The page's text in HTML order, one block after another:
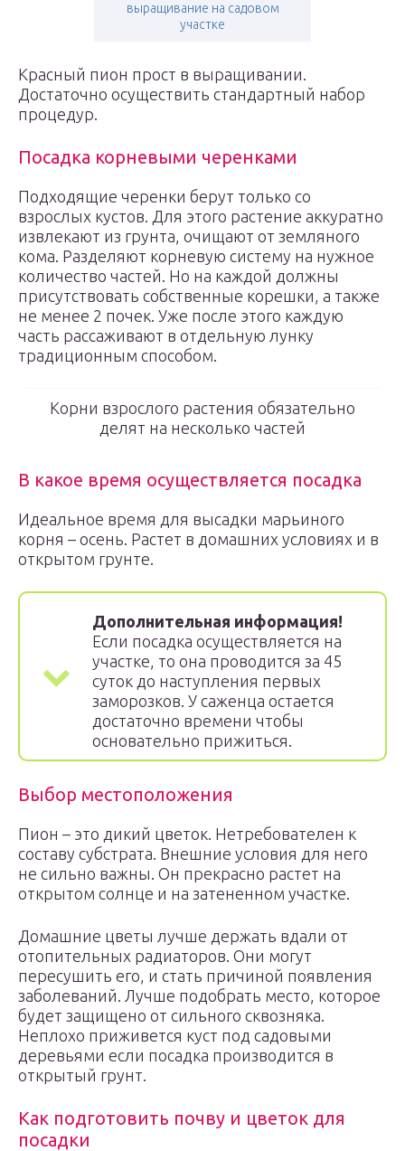
выращивание на садовом
участке
Красный пион прост в выращивании.
Достаточно осуществить стандартный набор
процедур.
Посадка корневыми черенками
Подходящие черенки берут только со
взрослых кустов. Для этого растение аккуратно
извлекают из грунта, очищают от земляного
кома. Разделяют корневую систему на нужное
количество частей. Но на каждой должны
присутствовать собственные корешки, а также
не менее 2 почек. Уже после этого каждую
часть рассаживают в отдельную лунку
традиционным способом.
Корни взрослого растения обязательно
делят на несколько частей
В какое время осуществляется посадка
Идеальное время для высадки марьиного
корня – осень. Растет в домашних условиях и в
открытом грунте.
Дополнительная информация!
Если посадка осуществляется на
участке, то она проводится за 45
суток до наступления первых
заморозков. У саженца остается
достаточно времени чтобы
основательно прижиться.
Выбор местоположения
Пион – это дикий цветок. Нетребователен к
составу субстрата. Внешние условия для него
не сильно важны. Он прекрасно растет на
открытом солнце и на затененном участке.
Домашние цветы лучше держать вдали от
отопительных радиаторов. Они могут
пересушить его, и стать причиной появления
заболеваний. Лучше подобрать место, которое
будет защищено от сильного сквозняка.
Неплохо приживется куст под садовыми
деревьями если посадка производится в
открытый грунт.
Как подготовить почву и цветок для
посадки